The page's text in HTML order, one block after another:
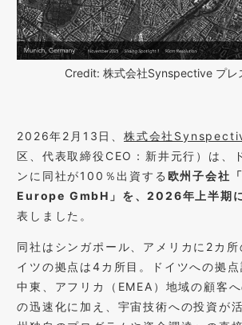
Credit: 株式会社Synspective プレ
2026年2月13日、株式会社
区、代表取締役CEO：新井元行）は、
ンに同社が100％出資する 欧州子会社
Europe GmbH」を、2026年上半期
表しました。
同社はシンガポール、アメリカに2カ所
イツの拠点は4カ所目。ドイツへの拠点
中東、アフリカ（EMEA）地域の顧客
の迅速化に加え、宇宙技術への投資が